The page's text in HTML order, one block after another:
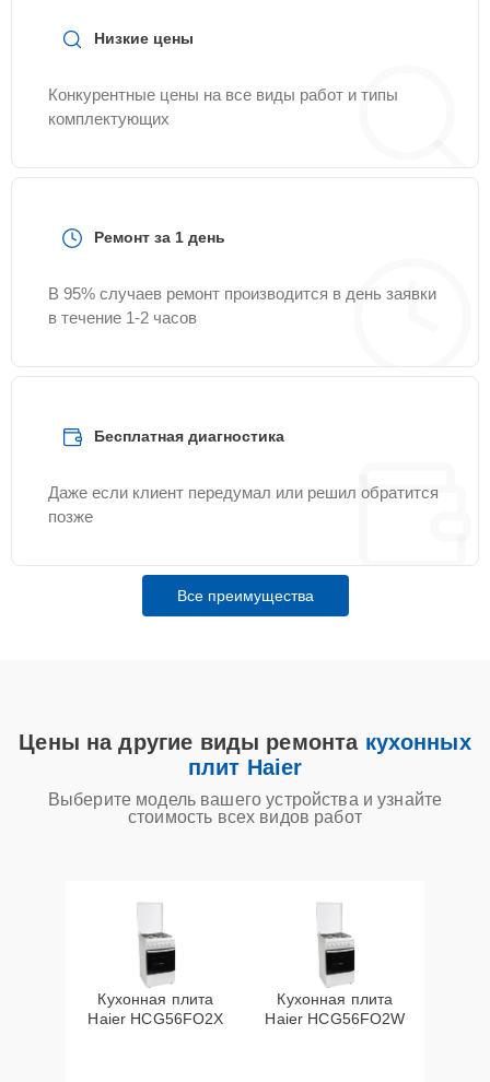
Низкие цены
Конкурентные цены на все виды работ и типы
комплектующих
Ремонт за 1 день
В 95% случаев ремонт производится в день заявки
в течение 1-2 часов
Бесплатная диагностика
Даже если клиент передумал или решил обратится
позже
Все преимущества
Цены на другие виды ремонта кухонных
плит Haier
Выберите модель вашего устройства и узнайте
стоимость всех видов работ
Кухонная плита
Haier HCG56FO2X
Кухонная плита
Haier HCG56FO2W